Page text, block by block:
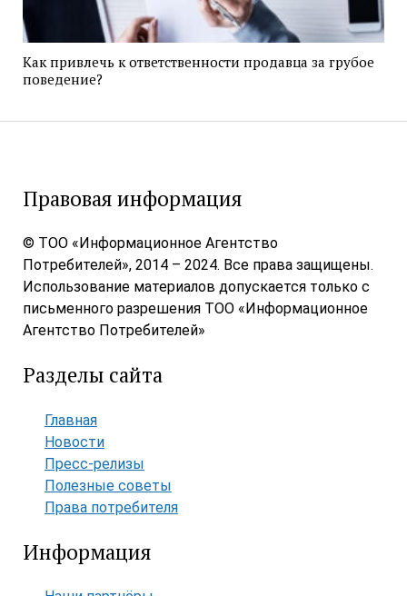
Как привлечь к ответственности продавца за грубое
поведение?
Правовая информация
© ТОО «Информационное Агентство
Потребителей», 2014 – 2024. Все права защищены.
Использование материалов допускается только с
письменного разрешения ТОО «Информационное
Агентство Потребителей»
Разделы сайта
Главная
Новости
Пресс-релизы
Полезные советы
Права потребителя
Информация